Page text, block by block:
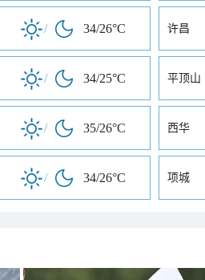
/ 34/26°C 许昌
/ 34/25°C 平顶山
/ 35/26°C 西华
/ 34/26°C 项城